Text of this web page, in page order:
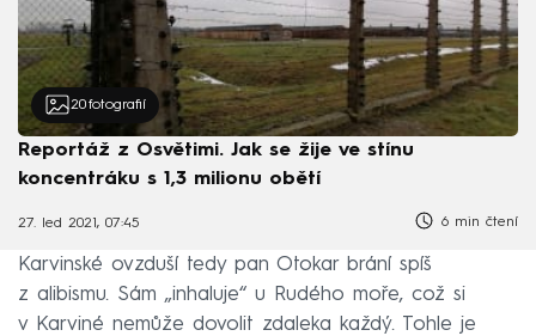
20 fotografií
Reportáž z Osvětimi. Jak se žije ve stínu
koncentráku s 1,3 milionu obětí
27. led 2021, 07:45 6 min čtení
Karvinské ovzduší tedy pan Otokar brání spíš
z alibismu. Sám „inhaluje“ u Rudého moře, což si
v Karviné nemůže dovolit zdaleka každý. Tohle je